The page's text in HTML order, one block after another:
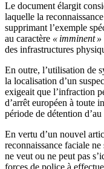
Le document élargit
laquelle la
supprimant l’exemple
au caractère « imminent »
des infrastructures
En outre, l’utilisation de
la localisation d’un
exigeait que l’infraction
d’arrêt européen à toute
période de détention
En vertu d’un nouvel
reconnaissance faciale
ne veut ou ne peut pas